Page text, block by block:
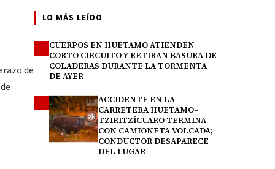
de
LO MÁS LEÍDO
CUERPOS EN HUETAMO ATIENDEN
CORTO CIRCUITO Y RETIRAN BASURA DE
COLADERAS DURANTE LA TORMENTA
DE AYER
ACCIDENTE EN LA
CARRETERA HUETAMO–
TZIRITZÍCUARO TERMINA
CON CAMIONETA VOLCADA;
CONDUCTOR DESAPARECE
DEL LUGAR